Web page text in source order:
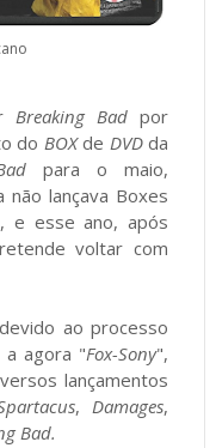
Breaking Bad por
do BOXde DVDda
para o maio,
lançava Boxes
e esse ano, após
voltar com
ao processo
a agora "Fox-Sony",
lançamentos
, Damages,
Bad.